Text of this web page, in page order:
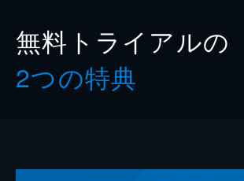
無料トライアルの
2つの特典